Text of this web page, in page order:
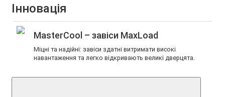
Інновація
MasterCool – завіси MaxLoad
Міцні та надійні: завіси здатні витримати високі
навантаження та легко відкривають великі дверцята.